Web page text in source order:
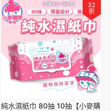
32
折
純水濕紙巾 80抽 10抽【小麥購